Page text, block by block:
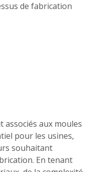
de fabrication
associés aux moules
pour les usines,
souhaitant
En tenant